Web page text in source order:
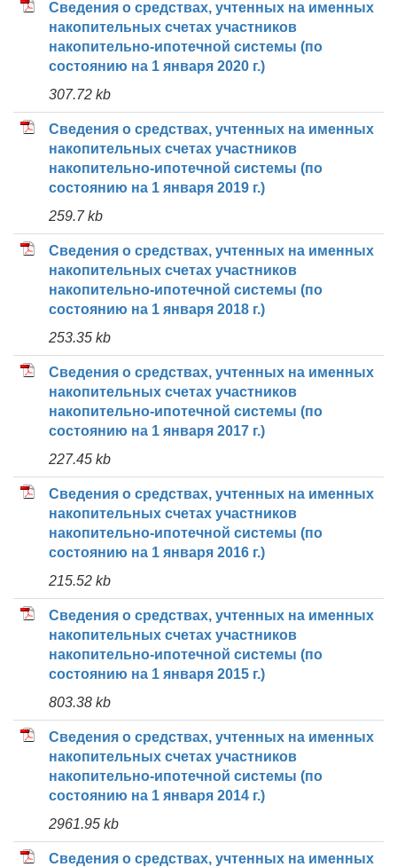
Сведения о средствах, учтенных на именных
накопительных счетах участников
накопительно-ипотечной системы (по
состоянию на 1 января 2020 г.)
307.72 kb
Сведения о средствах, учтенных на именных
накопительных счетах участников
накопительно-ипотечной системы (по
состоянию на 1 января 2019 г.)
259.7 kb
Сведения о средствах, учтенных на именных
накопительных счетах участников
накопительно-ипотечной системы (по
состоянию на 1 января 2018 г.)
253.35 kb
Сведения о средствах, учтенных на именных
накопительных счетах участников
накопительно-ипотечной системы (по
состоянию на 1 января 2017 г.)
227.45 kb
Сведения о средствах, учтенных на именных
накопительных счетах участников
накопительно-ипотечной системы (по
состоянию на 1 января 2016 г.)
215.52 kb
Сведения о средствах, учтенных на именных
накопительных счетах участников
накопительно-ипотечной системы (по
состоянию на 1 января 2015 г.)
803.38 kb
Сведения о средствах, учтенных на именных
накопительных счетах участников
накопительно-ипотечной системы (по
состоянию на 1 января 2014 г.)
2961.95 kb
Сведения о средствах, учтенных на именных